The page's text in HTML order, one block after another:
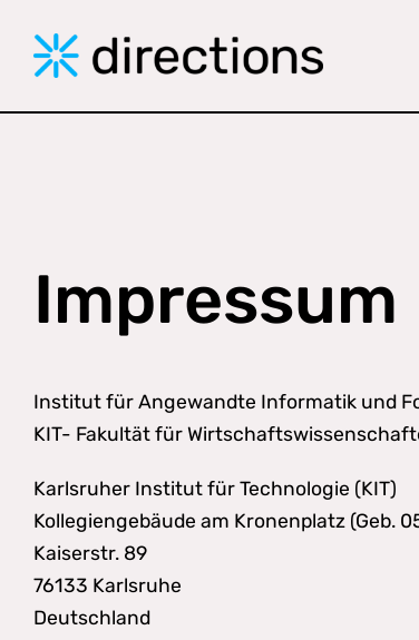
content
Impressum
Institut für Angewandte Informatik und
KIT- Fakultät für
Karlsruher Institut für Technologie (KIT)
Kollegiengebäude am Kronenplatz (Geb.
Kaiserstr. 89
76133 Karlsruhe
Deutschland